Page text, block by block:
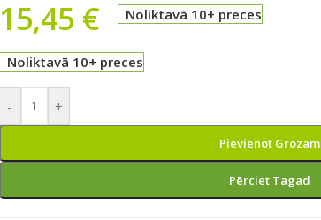
15,45 € Noliktavā 10+ preces
Noliktavā 10+ preces
- +
Pievienot Grozam
Pērciet Tagad